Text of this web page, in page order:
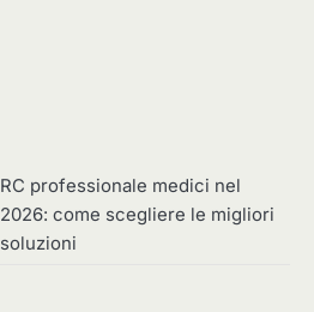
RC professionale medici nel
2026: come scegliere le migliori
soluzioni